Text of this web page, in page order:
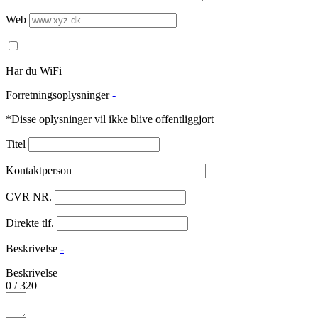
Web
Har du WiFi
Forretningsoplysninger -
*Disse oplysninger vil ikke blive offentliggjort
Titel
Kontaktperson
CVR NR.
Direkte tlf.
Beskrivelse -
Beskrivelse
0 /320